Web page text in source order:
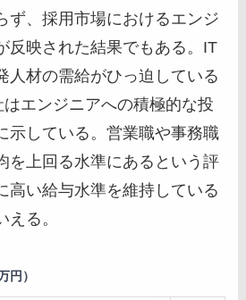
ず、採用市場におけるエンジ
反映された結果でもある。IT
人材の需給がひっ迫している
エンジニアへの積極的な投
示している。営業職や事務職
を上回る水準にあるという評
高い給与水準を維持している
える。
円）